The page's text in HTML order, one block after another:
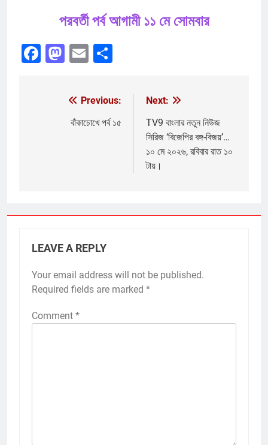
পরবর্তী পর্ব আগামী ১১ মে সোমবার
Facebook
Mastodon
Email
navigation
Previous:
বাঁকাচোখে পর্ব ১৫
Next:
TV9 বাংলার নতুন নিউজ
সিরিজ ‘বিজেপির বঙ্গ-বিজয়’…
১০ মে ২০২৬, রবিবার রাত ১০
টায়।
LEAVE A REPLY
Your email address will not be published.
Required fields are marked *
Comment *